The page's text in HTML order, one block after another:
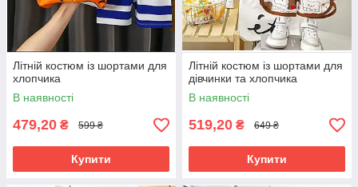
Літній костюм із шортами для
хлопчика
В наявності
479,20 ₴ 599 ₴
Купити
Літній костюм із шортами для
дівчинки та хлопчика
В наявності
519,20 ₴ 649 ₴
Купити